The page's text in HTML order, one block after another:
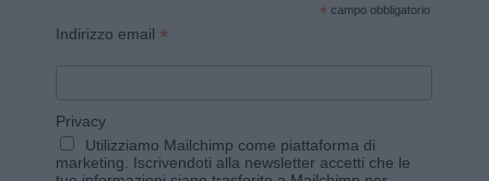
* campo obbligatorio
Indirizzo email *
Privacy
Utilizziamo Mailchimp come piattaforma di
marketing. Iscrivendoti alla newsletter accetti che le